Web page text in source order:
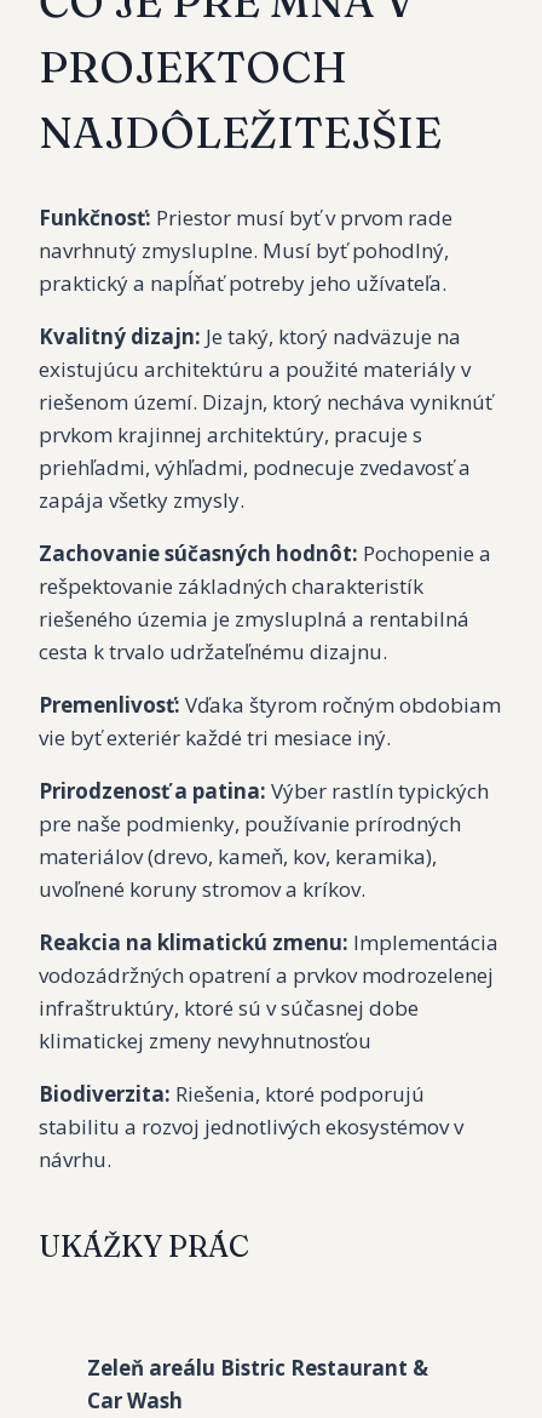
PROJEKTOCH
NAJDÔLEŽITEJŠIE
Funkčnosť: Priestor musí byť v prvom rade
navrhnutý zmysluplne. Musí byť pohodlný,
praktický a napĺňať potreby jeho užívateľa.
Kvalitný dizajn: Je taký, ktorý nadväzuje na
existujúcu architektúru a použité materiály v
riešenom území. Dizajn, ktorý necháva vyniknúť
prvkom krajinnej architektúry, pracuje s
priehľadmi, výhľadmi, podnecuje zvedavosť a
zapája všetky zmysly.
Zachovanie súčasných hodnôt: Pochopenie a
rešpektovanie základných charakteristík
riešeného územia je zmysluplná a rentabilná
cesta k trvalo udržateľnému dizajnu.
Premenlivosť: Vďaka štyrom ročným obdobiam
vie byť exteriér každé tri mesiace iný.
Prirodzenosť a patina: Výber rastlín typických
pre naše podmienky, používanie prírodných
materiálov (drevo, kameň, kov, keramika),
uvoľnené koruny stromov a kríkov.
Reakcia na klimatickú zmenu: Implementácia
vodozádržných opatrení a prvkov modrozelenej
infraštruktúry, ktoré sú v súčasnej dobe
klimatickej zmeny nevyhnutnosťou
Biodiverzita: Riešenia, ktoré podporujú
stabilitu a rozvoj jednotlivých ekosystémov v
návrhu.
UKÁŽKY PRÁC
Zeleň areálu Bistric Restaurant &
Car Wash